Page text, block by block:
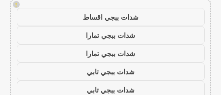
!
شدات ببجي اقساط
شدات ببجي تمارا
شدات ببجي تمارا
شدات ببجي تابي
شدات ببجي تابي